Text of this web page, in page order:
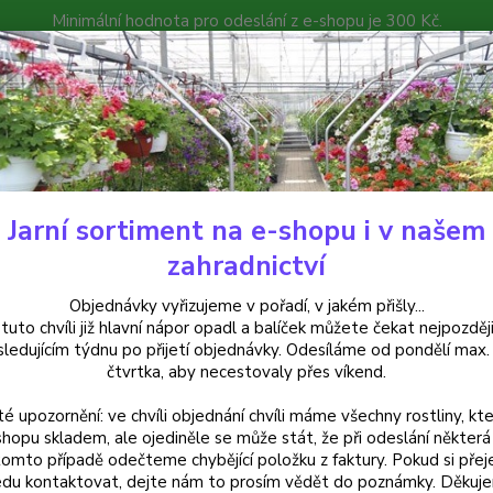
Minimální hodnota pro odeslání z e-shopu je 300 Kč.
můžete čekat nejpozději v následujícím týdnu po přijetí
Poradna Kontakty
Hledat
Trvalky Hořec - Gentiana -"Luis Big Blue" - cena za kus v 3-kusovém
- Gentiana -"Luis Big Blue" -
Hořec
Jarní sortiment na e-shopu i v našem
zahradnictví
Objednávky vyřizujeme v pořadí, v jakém přišly...
chvíli již hlavní nápor opadl a balíček můžete čekat
týdnu po přijetí objednávky. Odesíláme od pondělí
čtvrtka, aby necestovaly přes víkend.
upozornění: ve chvíli objednání chvíli máme všechny rostliny,
skladem, ale ojediněle se může stát, že při odeslání některá
případě odečteme chybějící položku z faktury. Pokud si
kontaktovat, dejte nám to prosím vědět do poznámky.